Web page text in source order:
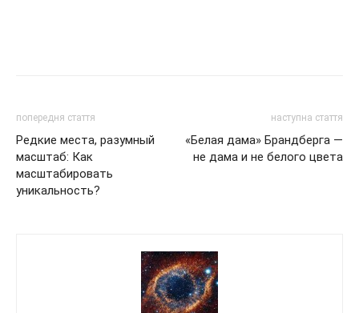
попередня стаття
Редкие места, разумный
масштаб: Как
масштабировать
уникальность?
наступна стаття
«Белая дама» Брандберга —
не дама и не белого цвета